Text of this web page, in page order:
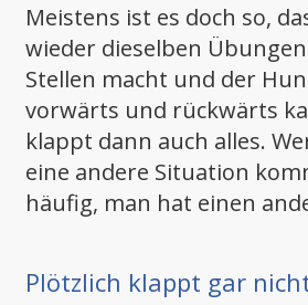
Meistens ist es doch so,
wieder dieselben
Stellen macht und der
vorwärts und rückwärts
klappt dann auch alles.
eine andere Situation
häufig, man hat einen
Plötzlich klappt gar